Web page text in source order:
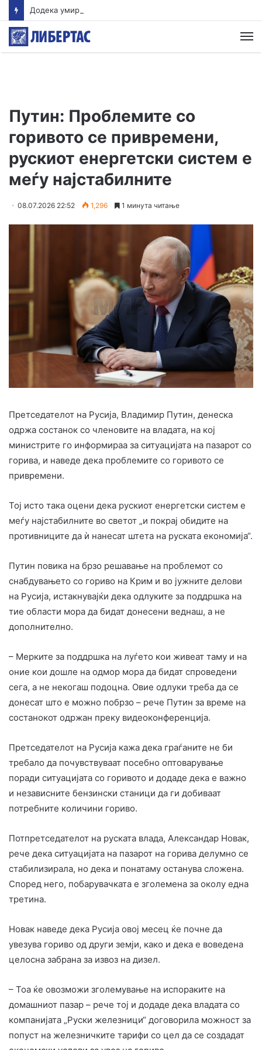
Додека умира надежта за поубаво утре
Путин: Проблемите со
горивото се привремени,
рускиот енергетски систем е
меѓу најстабилните
08.07.2026 22:52 1,296 1 минута читање
Претседателот на Русија, Владимир Путин, денеска
одржа состанок со членовите на владата, на кој
министрите го информираа за ситуацијата на пазарот со
горива, и наведе дека проблемите со горивото се
привремени.
Тој исто така оцени дека рускиот енергетски систем е
меѓу најстабилните во светот „и покрај обидите на
противниците да ѝ нанесат штета на руската економија“.
Путин повика на брзо решавање на проблемот со
снабдувањето со гориво на Крим и во јужните делови
на Русија, истакнувајќи дека одлуките за поддршка на
тие области мора да бидат донесени веднаш, а не
дополнително.
– Мерките за поддршка на луѓето кои живеат таму и на
оние кои дошле на одмор мора да бидат спроведени
сега, а не некогаш подоцна. Овие одлуки треба да се
донесат што е можно побрзо – рече Путин за време на
состанокот одржан преку видеоконференција.
Претседателот на Русија кажа дека граѓаните не би
требало да почувствуваат посебно оптоварување
поради ситуацијата со горивото и додаде дека е важно
и независните бензински станици да ги добиваат
потребните количини гориво.
Потпретседателот на руската влада, Александар Новак,
рече дека ситуацијата на пазарот на горива делумно се
стабилизирала, но дека и понатаму останува сложена.
Според него, побарувачката е зголемена за околу една
третина.
Новак наведе дека Русија овој месец ќе почне да
увезува гориво од други земји, како и дека е воведена
целосна забрана за извоз на дизел.
– Тоа ќе овозможи зголемување на испораките на
домашниот пазар – рече тој и додаде дека владата со
компанијата „Руски железници“ договорила можност за
попуст на железничките тарифи со цел да се создадат